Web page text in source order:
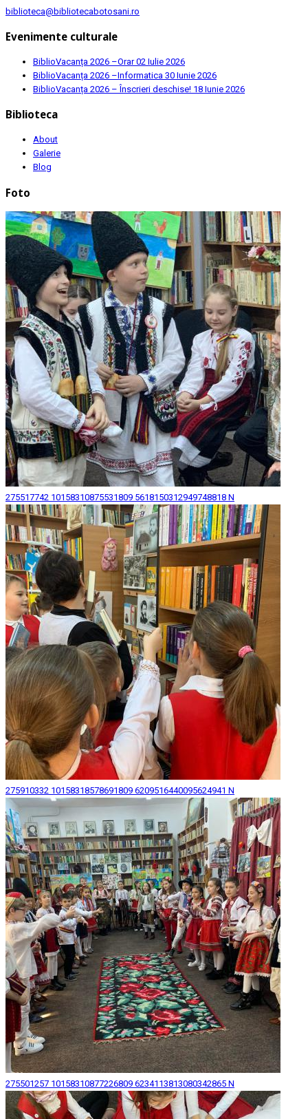
biblioteca@bibliotecabotosani.ro
Evenimente culturale
BiblioVacanța 2026 –Orar02 Iulie 2026
BiblioVacanța 2026 –Informatica 30 Iunie 2026
BiblioVacanța 2026 – Înscrieri deschise! 18 Iunie 2026
Biblioteca
About
Galerie
Blog
Foto
275517742 10158310875531809 5618150312949748818 N
275910332 10158318578691809 6209516440095624941 N
275501257 10158310877226809 6234113813080342865 N